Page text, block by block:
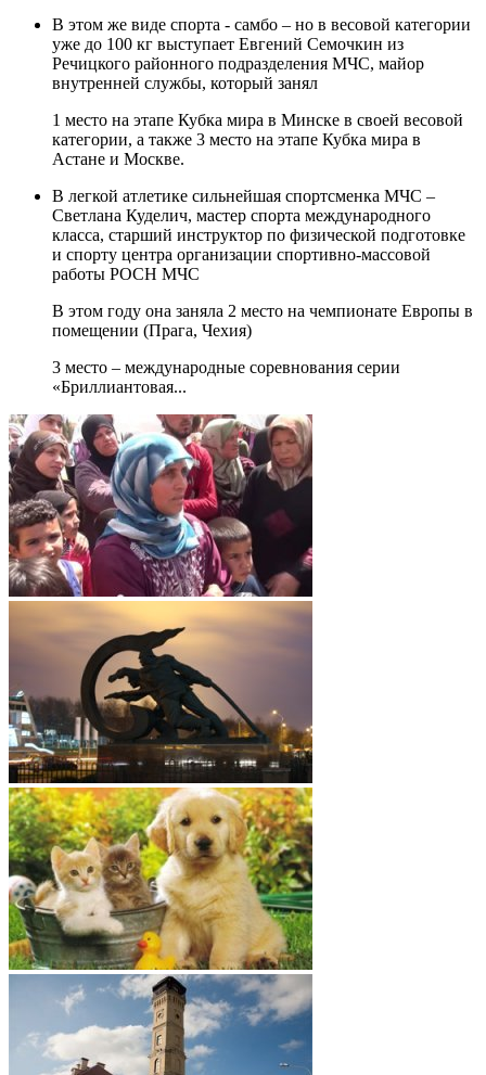
В этом же виде спорта - самбо – но в весовой категории
уже до 100 кг выступает Евгений Семочкин из
Речицкого районного подразделения МЧС, майор
внутренней службы, который занял
1 место на этапе Кубка мира в Минске в своей весовой
категории, а также 3 место на этапе Кубка мира в
Астане и Москве.
В легкой атлетике сильнейшая спортсменка МЧС –
Светлана Куделич, мастер спорта международного
класса, старший инструктор по физической подготовке
и спорту центра организации спортивно-массовой
работы РОСН МЧС
В этом году она заняла 2 место на чемпионате Европы в
помещении (Прага, Чехия)
3 место – международные соревнования серии
«Бриллиантовая...